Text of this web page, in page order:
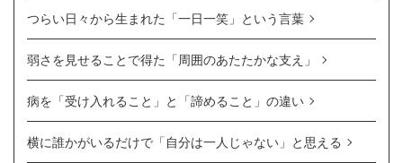
つらい日々から生まれた「一日一笑」という言葉
弱さを見せることで得た「周囲のあたたかな支え」
病を「受け入れること」と「諦めること」の違い
横に誰かがいるだけで「自分は一人じゃない」と思える